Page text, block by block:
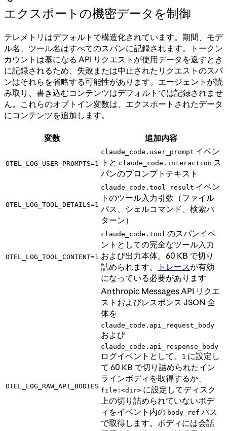
エクスポートの機密データを制御
テレメトリはデフォルトで構造化されています。期間、モデ
ル名、ツール名はすべてのスパンに記録されます。トークン
カウントは基になる API リクエストが使用データを返すとき
に記録されるため、失敗または中止されたリクエストのスパ
ンはそれらを省略する可能性があります。エージェントが読
み取り、書き込むコンテンツはデフォルトでは記録されませ
ん。これらのオプトイン変数は、エクスポートされたデータ
にコンテンツを追加します。
変数 追加内容
OTEL_LOG_USER_PROMPTS=1
claude_code.user_prompt イベン
トと claude_code.interaction ス
パンのプロンプトテキスト
OTEL_LOG_TOOL_DETAILS=1
claude_code.tool_result イベン
トのツール入力引数（ファイル
パス、シェルコマンド、検索パ
ターン）
OTEL_LOG_TOOL_CONTENT=1
claude_code.tool のスパンイベ
ントとしての完全なツール入力
および出力本体。60 KB で切り
詰められます。
トレースが有効
になっている必要があります
OTEL_LOG_RAW_API_BODIES
Anthropic Messages API リクエ
ストおよびレスポンス JSON 全
体を
claude_code.api_request_body
および
claude_code.api_response_body
ログイベントとして。 1 に設定し
て 60 KB で切り詰められたイン
ラインボディを取得するか、
file:<dir> に設定してディスク
上の切り詰められていないボデ
ィをイベント内の body_ref パス
で取得します。ボディには会話